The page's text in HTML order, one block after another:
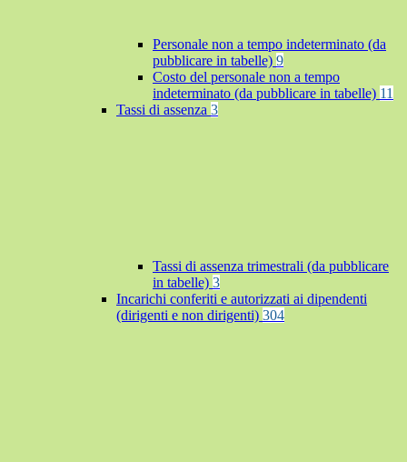
Personale non a tempo indeterminato (da
pubblicare in tabelle) 9
Costo del personale non a tempo
indeterminato (da pubblicare in tabelle) 11
Tassi di assenza 3
Tassi di assenza trimestrali (da pubblicare
in tabelle) 3
Incarichi conferiti e autorizzati ai dipendenti
(dirigenti e non dirigenti) 304